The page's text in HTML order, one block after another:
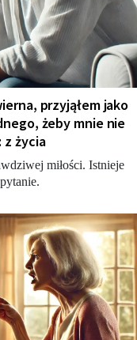
przyjąłem jako
żeby mnie nie
z życia
miłości. Istnieje